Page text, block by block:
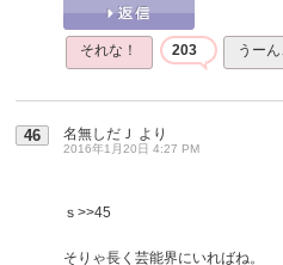
それな！ 203 うーん
46 名無しだＪ より
2016年1月20日 4:27 PM
ｓ >>45
そりゃ長く芸能界にいればね。